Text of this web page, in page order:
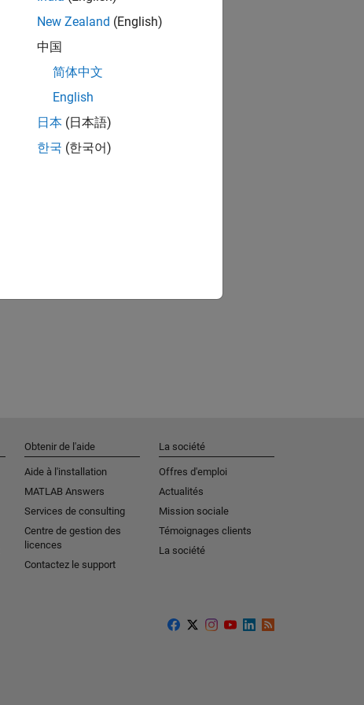
New Zealand (English)
中国
简体中文
English
日本 (日本語)
한국 (한국어)
Obtenir de l'aide
Aide à l'installation
MATLAB Answers
Services de consulting
Centre de gestion des
licences
Contactez le support
La société
Offres d'emploi
Actualités
Mission sociale
Témoignages clients
La société